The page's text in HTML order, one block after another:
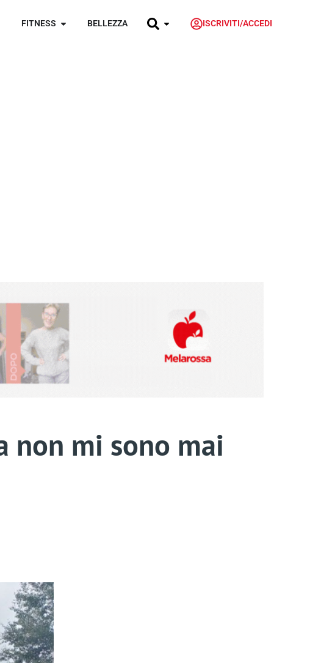
FITNESS BELLEZZA ISCRIVITI/ACCEDI
non mi sono mai